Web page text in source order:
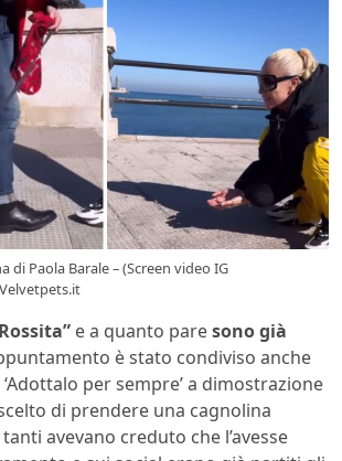
di Paola Barale – (Screen video IG
e a quanto paresono già
è stato condiviso anche
‘Adottalo per sempre’ a dimostrazione
di prendere una cagnolina
avevano creduto che l’avesse